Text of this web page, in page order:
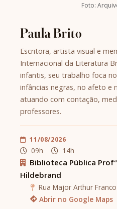
Foto:
Paula Brito
Escritora, artista visual e
Internacional da Literatura
infantis, seu trabalho foca
infâncias negras, no afeto e
atuando com contação,
professores.
11/08/2026
09h 14h
Biblioteca Pública
Hildebrand
Rua Major Arthur
Abrir no Google Maps